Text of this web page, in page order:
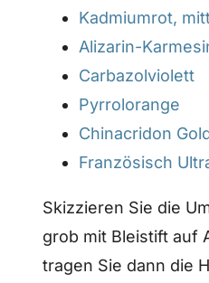
Kadmiumrot,
Alizarin-
Carbazolviolett
Pyrrolorange
Chinacridon
Französisch
Skizzieren Sie die
grob mit Bleistift auf
tragen Sie dann die